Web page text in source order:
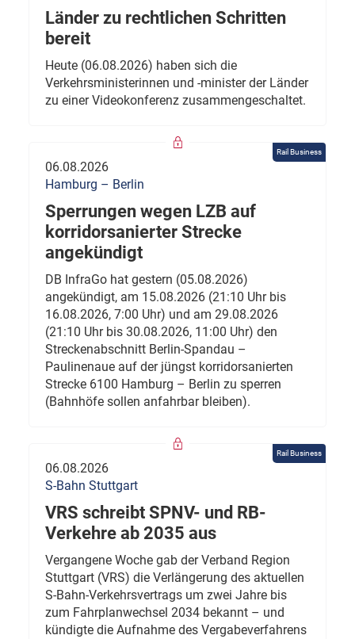
Länder zu rechtlichen Schritten
bereit
Heute (06.08.2026) haben sich die
Verkehrsministerinnen und -minister der Länder
zu einer Videokonferenz zusammengeschaltet.
Rail Business
06.08.2026
Hamburg – Berlin
Sperrungen wegen LZB auf
korridorsanierter Strecke
angekündigt
DB InfraGo hat gestern (05.08.2026)
angekündigt, am 15.08.2026 (21:10 Uhr bis
16.08.2026, 7:00 Uhr) und am 29.08.2026
(21:10 Uhr bis 30.08.2026, 11:00 Uhr) den
Streckenabschnitt Berlin-Spandau –
Paulinenaue auf der jüngst korridorsanierten
Strecke 6100 Hamburg – Berlin zu sperren
(Bahnhöfe sollen anfahrbar bleiben).
Rail Business
06.08.2026
S-Bahn Stuttgart
VRS schreibt SPNV- und RB-
Verkehre ab 2035 aus
Vergangene Woche gab der Verband Region
Stuttgart (VRS) die Verlängerung des aktuellen
S-Bahn-Verkehrsvertrags um zwei Jahre bis
zum Fahrplanwechsel 2034 bekannt – und
kündigte die Aufnahme des Vergabeverfahrens